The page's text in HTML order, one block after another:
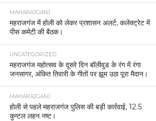
MAHARAJGANJ
महराजगंज में होली को लेकर प्रशासन अलर्ट, कलेक्ट्रेट में
पीस कमेटी की बैठक।
UNCATEGORIZED
महराजगंज महोत्सव के दूसरे दिन बॉलीवुड के रंग में रंगा
जनसागर, अंकित तिवारी के गीतों पर झूम उठा पूरा मैदान।
MAHARAJGANJ
होली से पहले महराजगंज पुलिस की बड़ी कार्रवाई, 12.5
कुन्टल लहन नष्ट।